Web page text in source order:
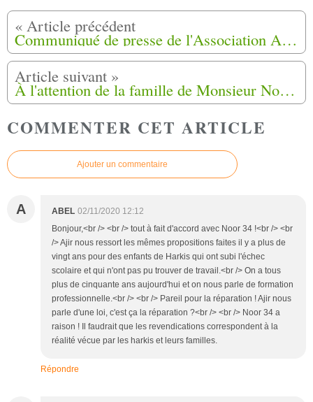
Communiqué de presse de l'Association Ajir pour les Harkis
À l'attention de la famille de Monsieur Nourredine Abid
COMMENTER CET ARTICLE
Ajouter un commentaire
A ABEL 02/11/2020 12:12
Bonjour,<br /> <br /> tout à fait d'accord avec Noor 34 !<br /> <br
/> Ajir nous ressort les mêmes propositions faites il y a plus de
vingt ans pour des enfants de Harkis qui ont subi l'échec
scolaire et qui n'ont pas pu trouver de travail.<br /> On a tous
plus de cinquante ans aujourd'hui et on nous parle de formation
professionnelle.<br /> <br /> Pareil pour la réparation ! Ajir nous
parle d'une loi, c'est ça la réparation ?<br /> <br /> Noor 34 a
raison ! Il faudrait que les revendications correspondent à la
réalité vécue par les harkis et leurs familles.
Répondre